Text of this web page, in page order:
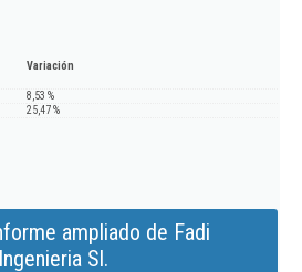
Variación
8,53 %
25,47 %
ampliado de Fadi
Ingenieria Sl.